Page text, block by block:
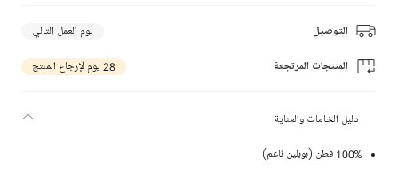
التوصيل يوم العمل التالي
المنتجات المرتجعة 28 يوم لإرجاع المنتج
دليل الخامات والعناية
100% قطن (بوبلين ناعم)